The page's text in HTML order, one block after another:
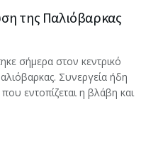
της Παλιόβαρκας
σήμερα στον κεντρικό
Συνεργεία ήδη
εντοπίζεται η βλάβη και